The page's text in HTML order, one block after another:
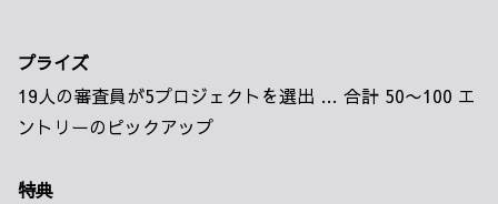
プライズ
19人の審査員が5プロジェクトを選出 … 合計 50〜100 エ
ントリーのピックアップ
特典